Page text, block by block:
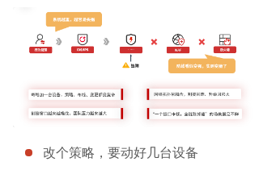
改个策略，要动好几台设备